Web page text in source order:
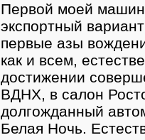
Первой моей
экспортный
первые азы
как и всем,
достижении
ВДНХ, в салон
долгожданный
Белая Ночь.